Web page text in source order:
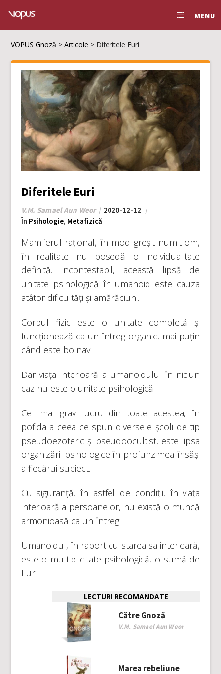
MENU
VOPUS Gnoză >Articole > Diferitele Euri
Diferitele Euri
V.M. Samael Aun Weor
2020-12-12
În Psihologie, Metafizică
Mamiferul rațional, în mod greșit numit om,
în realitate nu posedă o individualitate
definită. Incontestabil, această lipsă de
unitate psihologică în umanoid este cauza
atâtor dificultăți și amărăciuni.
Corpul fizic este o unitate completă și
funcționează ca un întreg organic, mai puțin
când este bolnav.
Dar viața interioară a umanoidului în niciun
caz nu este o unitate psihologică.
Cel mai grav lucru din toate acestea, în
pofida a ceea ce spun diversele școli de tip
pseudoezoteric și pseudoocultist, este lipsa
organizării psihologice în profunzimea însăși
a fiecărui subiect.
Cu siguranță, în astfel de condiții, în viața
interioară a persoanelor, nu există o muncă
armonioasă ca un întreg.
Umanoidul, în raport cu starea sa interioară,
este o multiplicitate psihologică, o sumă de
Euri.
LECTURI RECOMANDATE
Către Gnoză
V.M. Samael Aun Weor
Marea rebeliune